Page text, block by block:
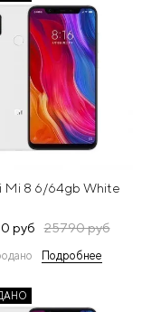
Mi 8 6/64gb White
руб 25790 руб
Подробнее